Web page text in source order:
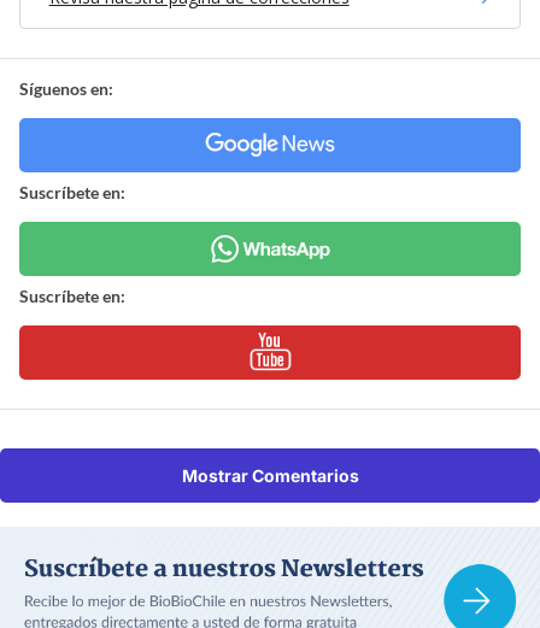
Síguenos en:
Suscríbete en:
Suscríbete en:
Mostrar Comentarios